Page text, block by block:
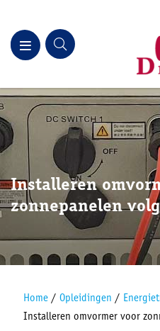
Installeren
zonnepanelen
Home / Opleidingen /
Installeren omvormer voor